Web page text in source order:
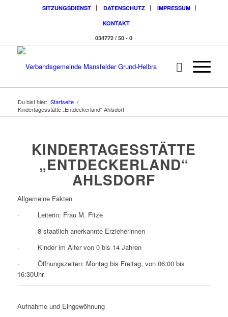
SITZUNGSDIENST DATENSCHUTZ
IMPRESSUM
KONTAKT
034772 / 50 - 0
Du bist hier: Startseite /
Kindertagesstätte „Entdeckerland“ Ahlsdorf
KINDERTAGESSTÄTTE
„ENTDECKERLAND“
AHLSDORF
Allgemeine Fakten
· Leiterin: Frau M. Fitze
· 8 staatlich anerkannte Erzieherinnen
· Kinder im Alter von 0 bis 14 Jahren
· Öffnungszeiten: Montag bis Freitag, von 06:00 bis
16:30Uhr
Aufnahme und Eingewöhnung